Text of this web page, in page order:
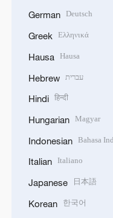
German Deutsch
Greek Ελληνικά
Hausa Hausa
Hebrew עברית
Hindi हिन्दी
Hungarian Magyar
Indonesian Bahasa
Italian Italiano
Japanese 日本語
Korean 한국어